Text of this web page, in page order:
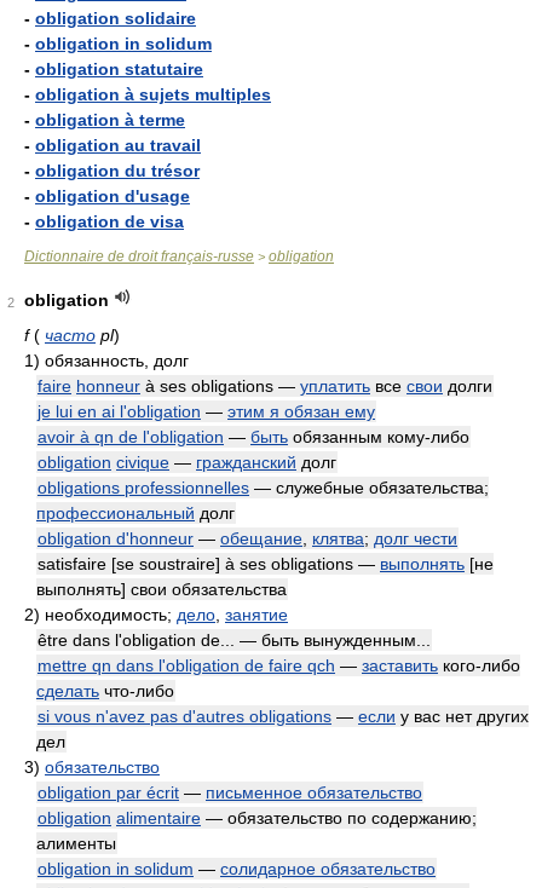
- obligation solidaire
- obligation in solidum
- obligation statutaire
- obligation à sujets multiples
- obligation à terme
- obligation au travail
- obligation du trésor
- obligation d'usage
- obligation de visa
Dictionnaire de droit français-russe > obligation
2
obligation
f( часто pl)
1) обязанность, долг
faire honneur à ses obligations — уплатить все свои долги
je lui en ai l'obligation — этим я обязан ему
avoir à qn de l'obligation — быть обязанным кому-либо
obligation civique — гражданский долг
obligations professionnelles — служебные обязательства;
профессиональный долг
obligation d'honneur — обещание клятва; долг чести
satisfaire [se soustraire] à ses obligations — выполнять [не
выполнять] свои обязательства
2) необходимость; дело занятие
être dans l'obligation de... — быть вынужденным...
mettre qn dans l'obligation de faire qch — заставить кого-либо
сделать что-либо
si vous n'avez pas d'autres obligations — если у вас нет других
дел
3) обязательство
obligation par écrit — письменное обязательство
obligation alimentaire — обязательство по содержанию;
алименты
obligation in solidum — солидарное обязательство